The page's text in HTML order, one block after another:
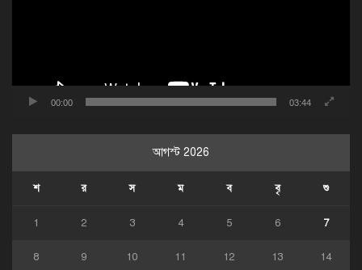
00:00 03:44
আগস্ট 2026
শ র স ম ব বৃ শু
1 2 3 4 5 6 7
8 9 10 11 12 13 14